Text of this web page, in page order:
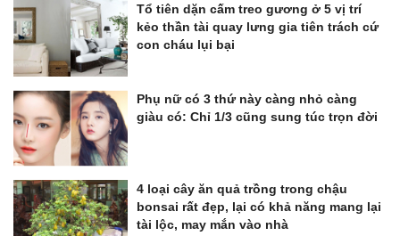
Tổ tiên dặn cấm treo gương ở 5 vị trí
kẻo thần tài quay lưng gia tiên trách cứ
con cháu lụi bại
Phụ nữ có 3 thứ này càng nhỏ càng
giàu có: Chỉ 1/3 cũng sung túc trọn đời
4 loại cây ăn quả trồng trong chậu
bonsai rất đẹp, lại có khả năng mang lại
tài lộc, may mắn vào nhà